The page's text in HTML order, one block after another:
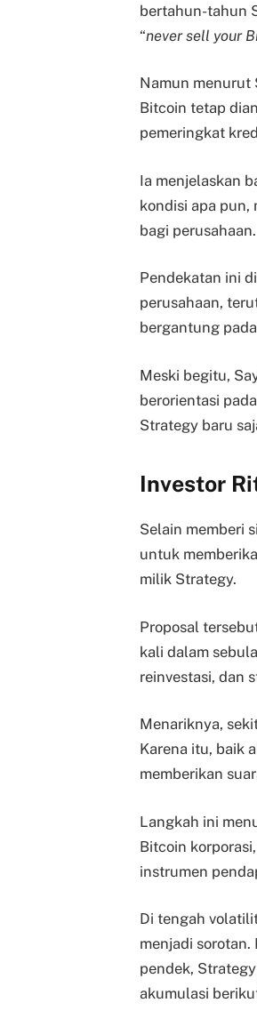
bertahun-tahun
“never sell your
Namun menurut
Bitcoin tetap
pemeringkat
Ia menjelaskan
kondisi apa
bagi perusahaan.
Pendekatan ini
perusahaan,
bergantung
Meski begitu,
berorientasi
Strategy baru
Investor
Selain memberi
untuk
milik Strategy.
Proposal
kali dalam
reinvestasi, dan
Menariknya,
Karena itu, baik
memberikan
Langkah ini
Bitcoin
instrumen
Di tengah
menjadi
pendek,
akumulasi